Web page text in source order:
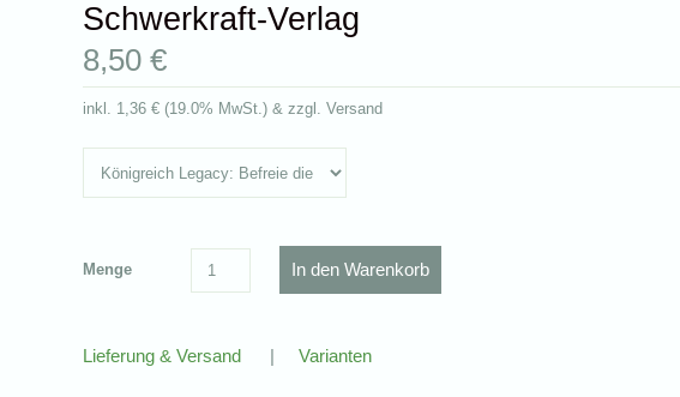
Schwerkraft-Verlag
8,50 €
inkl. 1,36 €(19.0% MwSt.) & zzgl. Versand
Menge
Lieferung & Versand | Varianten